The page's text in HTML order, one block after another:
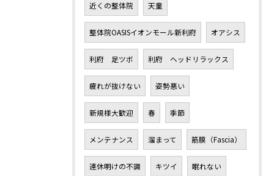
近くの整体院 天童
整体院OASISイオンモール新利府 オアシス
利府 足ツボ 利府 ヘッドリラックス
疲れが抜けない 姿勢悪い
新規様大歓迎 春 季節
メンテナンス 溜まって 筋膜（Fascia）
連休明けの不調 キツイ 眠れない